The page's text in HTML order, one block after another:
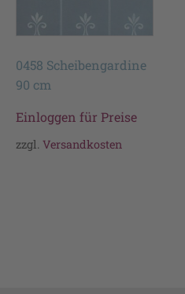
0458 Scheibengardine
90 cm
Einloggen für Preise
zzgl. Versandkosten